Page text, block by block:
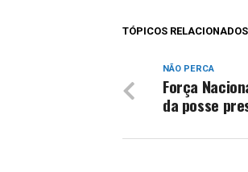
TÓPICOS
NÃO PERCA
Força
da posse